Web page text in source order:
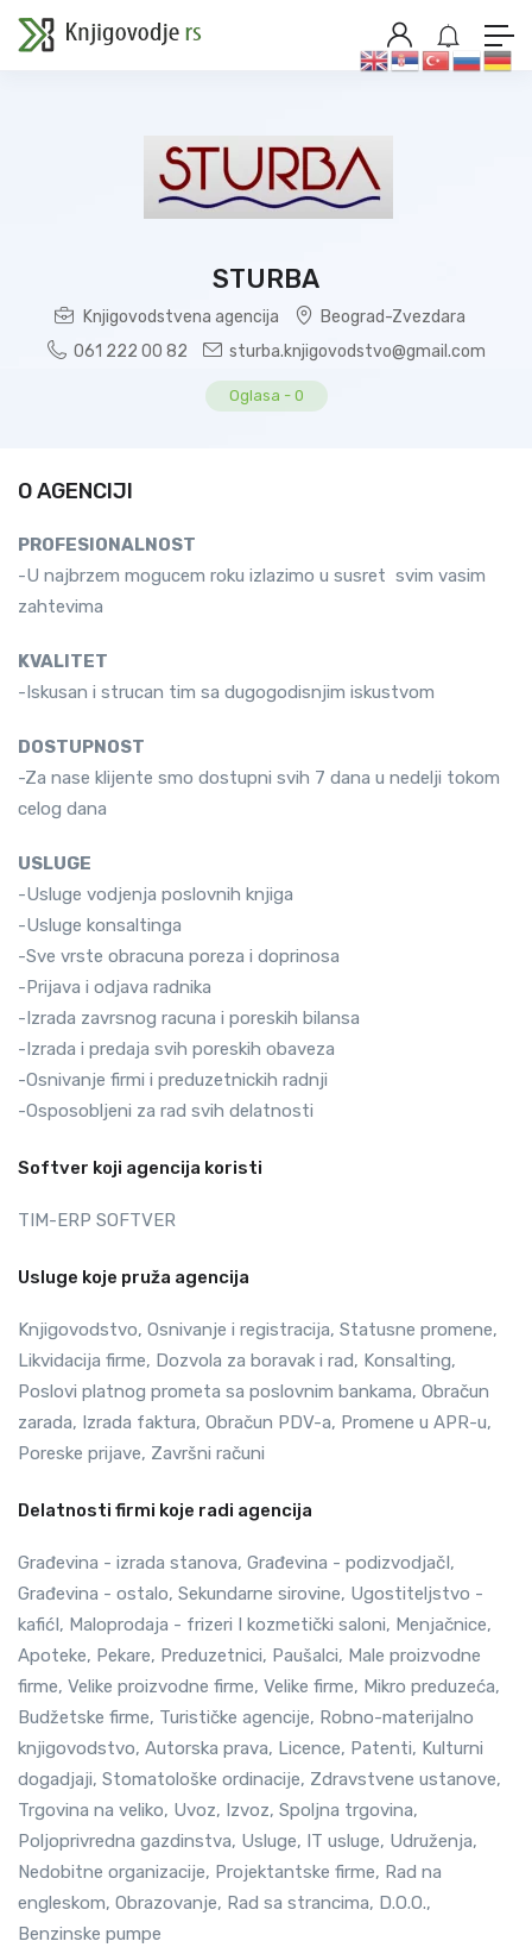
STURBA
Knjigovodstvena agencija
Beograd-Zvezdara
061 222 00 82
sturba.knjigovodstvo@gmail.com
Oglasa - 0
O AGENCIJI
PROFESIONALNOST
-U najbrzem mogucem roku izlazimo u susret svim vasim
zahtevima
KVALITET
-Iskusan i strucan tim sa dugogodisnjim iskustvom
DOSTUPNOST
-Za nase klijente smo dostupni svih 7 dana u nedelji tokom
celog dana
USLUGE
-Usluge vodjenja poslovnih knjiga
-Usluge konsaltinga
-Sve vrste obracuna poreza i doprinosa
-Prijava i odjava radnika
-Izrada zavrsnog racuna i poreskih bilansa
-Izrada i predaja svih poreskih obaveza
-Osnivanje firmi i preduzetnickih radnji
-Osposobljeni za rad svih delatnosti
Softver koji agencija koristi
TIM-ERP SOFTVER
Usluge koje pruža agencija
Knjigovodstvo, Osnivanje i registracija, Statusne promene,
Likvidacija firme, Dozvola za boravak i rad, Konsalting,
Poslovi platnog prometa sa poslovnim bankama, Obračun
zarada, Izrada faktura, Obračun PDV-a, Promene u APR-u,
Poreske prijave, Završni računi
Delatnosti firmi koje radi agencija
Građevina - izrada stanova, Građevina - podizvodjačI,
Građevina - ostalo, Sekundarne sirovine, Ugostiteljstvo -
kafićI, Maloprodaja - frizeri I kozmetički saloni, Menjačnice,
Apoteke, Pekare, Preduzetnici, Paušalci, Male proizvodne
firme, Velike proizvodne firme, Velike firme, Mikro preduzeća,
Budžetske firme, Turističke agencije, Robno-materijalno
knjigovodstvo, Autorska prava, Licence, Patenti, Kulturni
dogadjaji, Stomatološke ordinacije, Zdravstvene ustanove,
Trgovina na veliko, Uvoz, Izvoz, Spoljna trgovina,
Poljoprivredna gazdinstva, Usluge, IT usluge, Udruženja,
Nedobitne organizacije, Projektantske firme, Rad na
engleskom, Obrazovanje, Rad sa strancima, D.O.O.,
Benzinske pumpe